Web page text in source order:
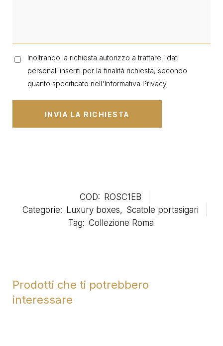
Inoltrando la richiesta autorizzo a trattare i dati
personali inseriti per la finalità richiesta, secondo
quanto specificato nell'Informativa Privacy
COD: ROSC1EB
Categorie: Luxury boxes, Scatole portasigari
Tag: Collezione Roma
Prodotti che ti potrebbero
interessare